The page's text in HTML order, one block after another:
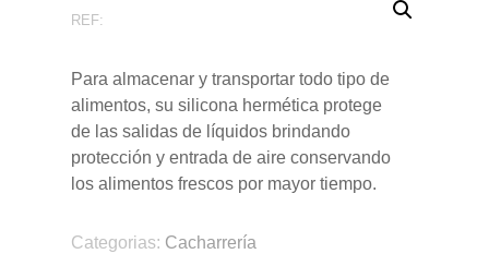
REF:
Para almacenar y transportar todo tipo de
alimentos, su silicona hermética protege
de las salidas de líquidos brindando
protección y entrada de aire conservando
los alimentos frescos por mayor tiempo.
Categorias: Cacharrería